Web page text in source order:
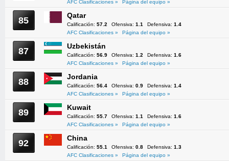
AFC Clasificaciones »
Página del equipo »
85 Qatar
Calificación: 57.2 Ofensiva: 1.1 Defensiva: 1.4
AFC Clasificaciones »
Página del equipo »
87 Uzbekistán
Calificación: 56.9 Ofensiva: 1.2 Defensiva: 1.6
AFC Clasificaciones »
Página del equipo »
88 Jordania
Calificación: 56.4 Ofensiva: 0.9 Defensiva: 1.4
AFC Clasificaciones »
Página del equipo »
89 Kuwait
Calificación: 55.7 Ofensiva: 1.1 Defensiva: 1.6
AFC Clasificaciones »
Página del equipo »
92 China
Calificación: 55.1 Ofensiva: 0.8 Defensiva: 1.3
AFC Clasificaciones »
Página del equipo »